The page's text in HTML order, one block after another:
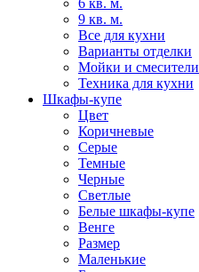
6 кв. м.
9 кв. м.
Все для кухни
Варианты отделки
Мойки и смесители
Техника для кухни
Шкафы-купе
Цвет
Коричневые
Серые
Темные
Черные
Светлые
Белые шкафы-купе
Венге
Размер
Маленькие